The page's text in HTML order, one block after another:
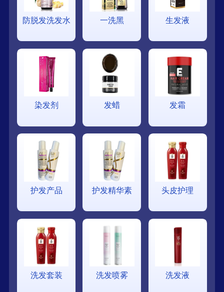
防脱发洗发水 一洗黑 生发液
染发剂 发蜡 发霜
护发产品 护发精华素 头皮护理
洗发套装 洗发喷雾 洗发液